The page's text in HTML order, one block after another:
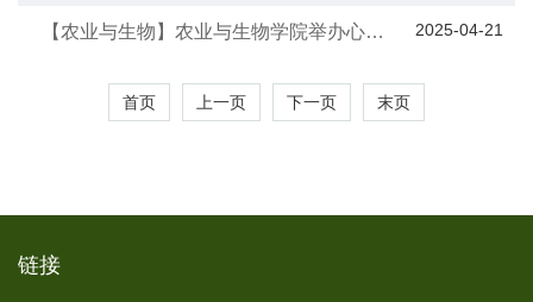
2025-04-21
【农业与生物】农业与生物学院举办心理
首页 上一页 下一页 末页
链接